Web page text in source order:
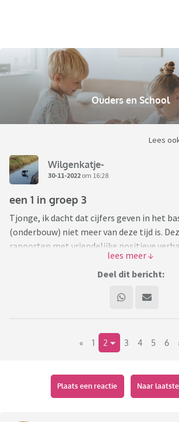
Ouders en School
Lees
Wilgenkatje-
30-11-2022 om 16:28
een 1 in groep 3
Tjonge, ik dacht dat cijfers geven in het
(onderbouw) niet meer van deze tijd is.
rapporten met vriendelijke positieve
hoor ik van kleindochter (groep 3) dat ze
er teveel woordjes fout waren geschreven.
een 1 het laagste cijfer is. Ze is er heel
ouders moeten dagelijks oefenen - niet
Lezen, rekenen, aan-elkaar-schrijven?
Deel dit bericht:
« 1 2 3 4 5 6
Plaats een reactie Naar